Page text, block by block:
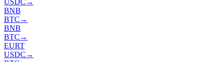
USDC →
BNB
BTC →
BNB
BTC →
EURT
USDC →